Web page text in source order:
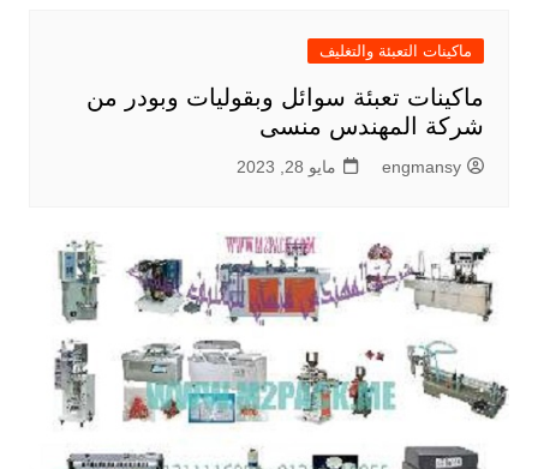
ماكينات التعبئة والتغليف
ماكينات تعبئة سوائل وبقوليات وبودر من
شركة المهندس منسى
engmansy مايو 28, 2023